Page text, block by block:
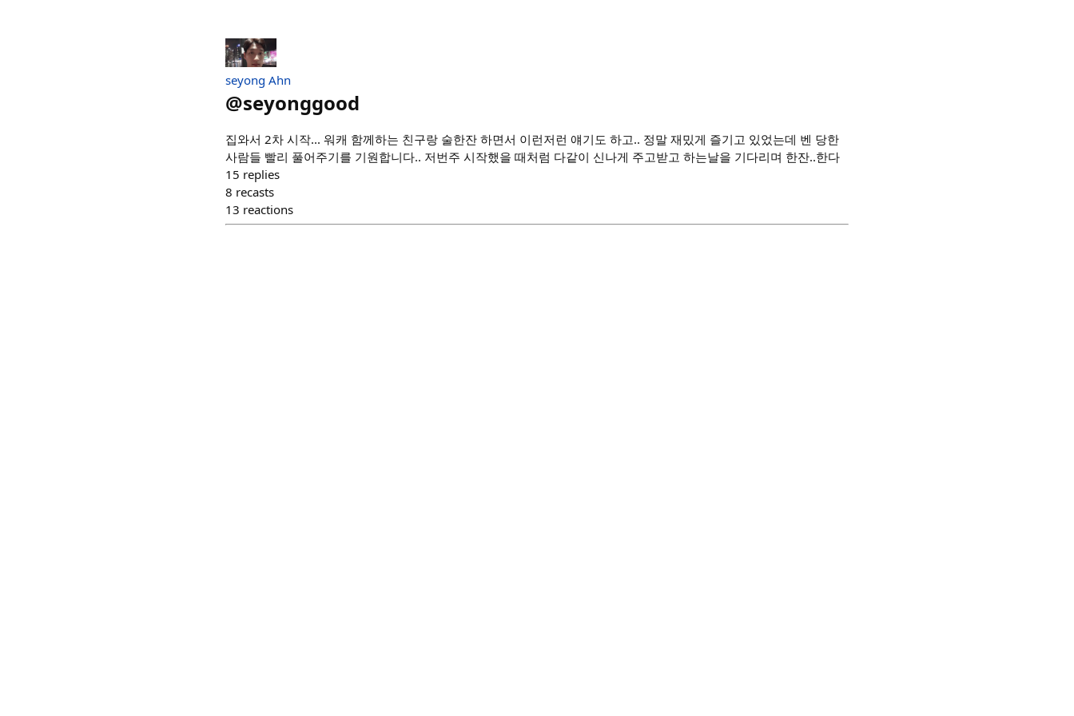
seyong Ahn
@seyonggood
집와서 2차 시작... 워캐 함께하는 친구랑 술한잔 하면서 이런저런 얘기도 하고.. 정말 재밌게 즐기고 있었는데 벤 당한
사람들 빨리 풀어주기를 기원합니다.. 저번주 시작했을 때처럼 다같이 신나게 주고받고 하는날을 기다리며 한잔..한다
15 replies
8 recasts
13 reactions